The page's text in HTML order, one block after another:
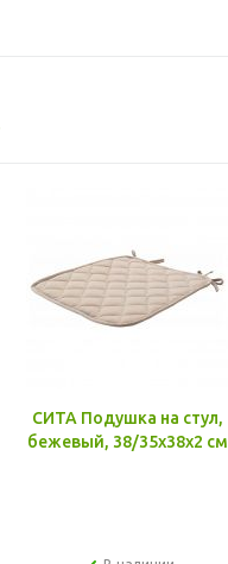
СИТА Подушка на стул,
бежевый, 38/35x38x2 см